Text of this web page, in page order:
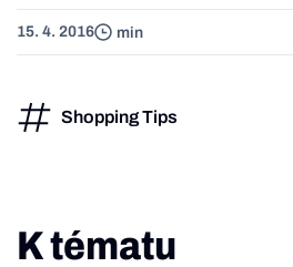
15. 4. 2016 min
Shopping Tips
K tématu